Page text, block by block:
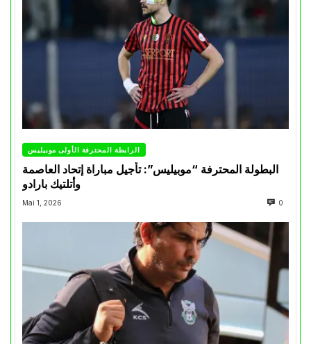
الرابطة المحترفة الأولى موبيليس
البطولة المحترفة “موبيليس”: تأجيل مباراة إتحاد العاصمة
وأتلتيك بارادو
Mai 1, 2026 0